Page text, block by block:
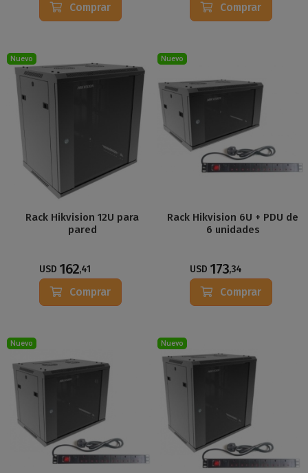
Comprar Comprar
Nuevo
Rack Hikvision 12U para
pared
USD 162,41
Comprar
Nuevo
Rack Hikvision 6U + PDU de
6 unidades
USD 173,34
Comprar
Nuevo Nuevo